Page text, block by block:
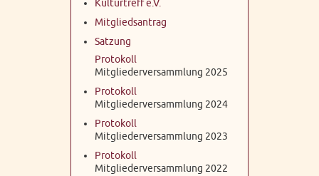
Kulturtreff e.V.
Mitgliedsantrag
Satzung
Protokoll
Mitgliederversammlung 2025
Protokoll
Mitgliederversammlung 2024
Protokoll
Mitgliederversammlung 2023
Protokoll
Mitgliederversammlung 2022